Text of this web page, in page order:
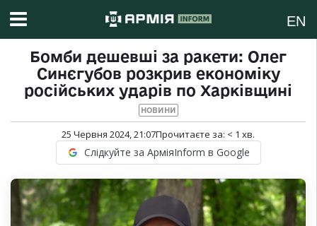
EN
Бомби дешевші за ракети: Олег
Синєгубов розкрив економіку
російських ударів по Харківщині
НОВИНИ
25 Червня 2024, 21:07Прочитаєте за: < 1 хв.
Слідкуйте за АрміяInform в Google